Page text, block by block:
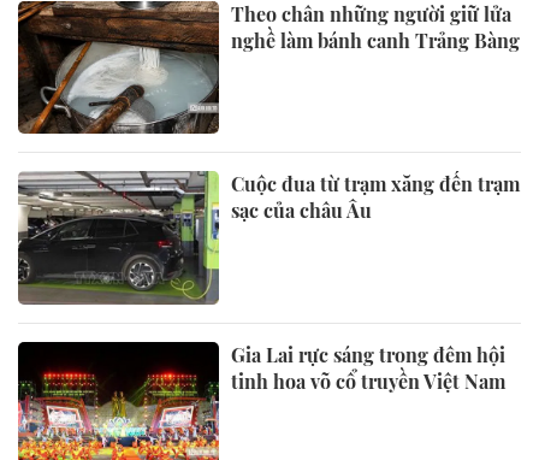
Theo chân những người giữ lửa
nghề làm bánh canh Trảng Bàng
Cuộc đua từ trạm xăng đến trạm
sạc của châu Âu
Gia Lai rực sáng trong đêm hội
tinh hoa võ cổ truyền Việt Nam